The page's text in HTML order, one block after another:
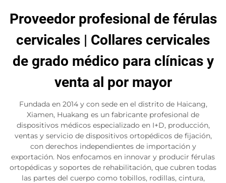
Proveedor profesional de férulas
cervicales | Collares cervicales
de grado médico para clínicas y
venta al por mayor
Fundada en 2014 y con sede en el distrito de Haicang,
Xiamen, Huakang es un fabricante profesional de
dispositivos médicos especializado en I+D, producción,
ventas y servicio de dispositivos ortopédicos de fijación,
con derechos independientes de importación y
exportación. Nos enfocamos en innovar y producir férulas
ortopédicas y soportes de rehabilitación, que cubren todas
las partes del cuerpo como tobillos, rodillas, cintura,